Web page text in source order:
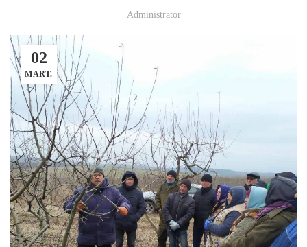
Administrator
02
MART.